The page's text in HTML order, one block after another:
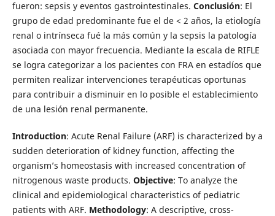
fueron: sepsis y eventos gastrointestinales. Conclusión: El
grupo de edad predominante fue el de < 2 años, la etiología
renal o intrínseca fué la más común y la sepsis la patología
asociada con mayor frecuencia. Mediante la escala de RIFLE
se logra categorizar a los pacientes con FRA en estadíos que
permiten realizar intervenciones terapéuticas oportunas
para contribuir a disminuir en lo posible el establecimiento
de una lesión renal permanente.
Introduction: Acute Renal Failure (ARF) is characterized by a
sudden deterioration of kidney function, affecting the
organism’s homeostasis with increased concentration of
nitrogenous waste products. Objective: To analyze the
clinical and epidemiological characteristics of pediatric
patients with ARF. Methodology: A descriptive, cross-